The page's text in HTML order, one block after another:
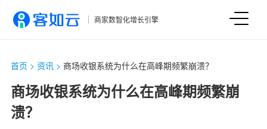
商家数智化增长引擎
首页 > 资讯> 商场收银系统为什么在高峰期频繁崩溃？
商场收银系统为什么在高峰期频繁崩
溃？